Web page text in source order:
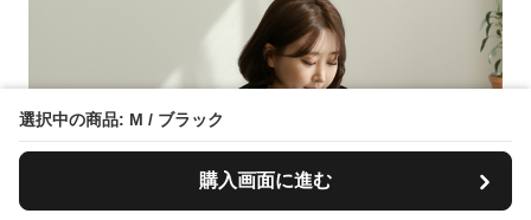
選択中の商品: M / ブラック
購入画面に進む